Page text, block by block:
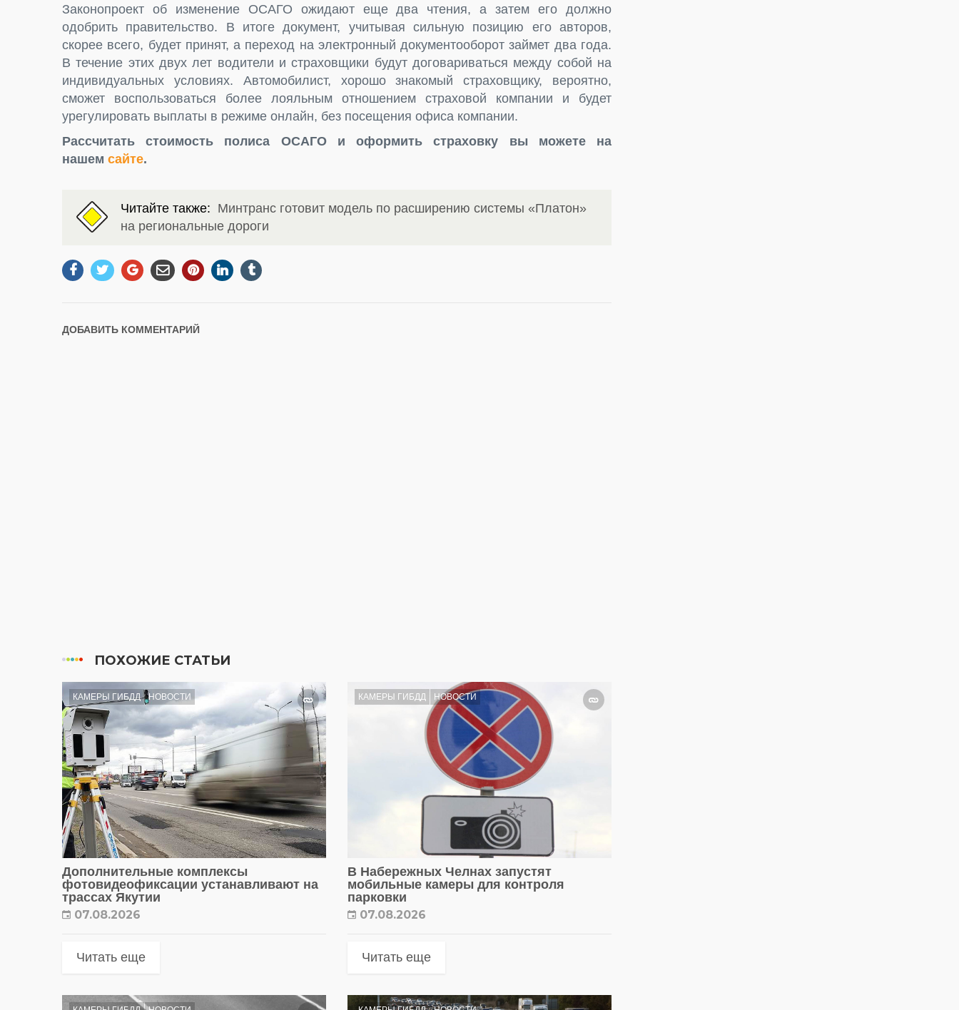
Законопроект об изменение ОСАГО ожидают еще два чтения, а затем его должно
одобрить правительство. В итоге документ, учитывая сильную позицию его авторов,
скорее всего, будет принят, а переход на электронный документооборот займет два года.
В течение этих двух лет водители и страховщики будут договариваться между собой на
индивидуальных условиях. Автомобилист, хорошо знакомый страховщику, вероятно,
сможет воспользоваться более лояльным отношением страховой компании и будет
урегулировать выплаты в режиме онлайн, без посещения офиса компании.
Рассчитать стоимость полиса ОСАГО и оформить страховку вы можете на
нашем сайте.
Читайте также: Минтранс готовит модель по расширению системы «Платон»
на региональные дороги
ДОБАВИТЬ КОММЕНТАРИЙ
ПОХОЖИЕ СТАТЬИ
КАМЕРЫ ГИБДД НОВОСТИ
Дополнительные комплексы
фотовидеофиксации устанавливают на
трассах Якутии
07.08.2026
Читать еще
КАМЕРЫ ГИБДД НОВОСТИ
В Набережных Челнах запустят
мобильные камеры для контроля
парковки
07.08.2026
Читать еще